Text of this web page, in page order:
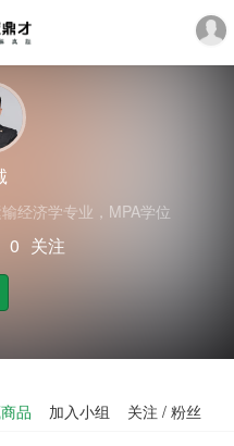
经济学专业，MPA学位
0 关注
品 加入小组 关注 / 粉丝